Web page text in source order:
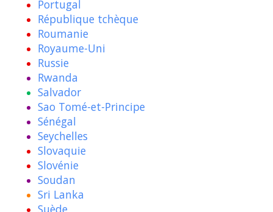
Portugal
République tchèque
Roumanie
Royaume-Uni
Russie
Rwanda
Salvador
Sao Tomé-et-Principe
Sénégal
Seychelles
Slovaquie
Slovénie
Soudan
Sri Lanka
Suède